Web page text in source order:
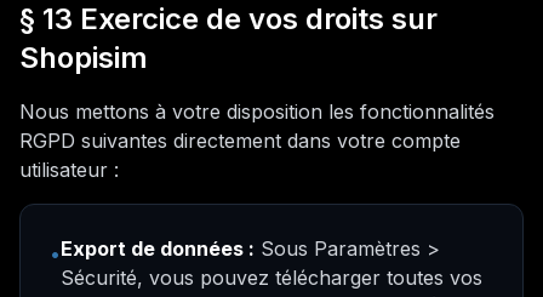
§ 13 Exercice de vos droits sur
Shopisim
Nous mettons à votre disposition les fonctionnalités
RGPD suivantes directement dans votre compte
utilisateur :
•Export de données : Sous Paramètres >
Sécurité, vous pouvez télécharger toutes vos